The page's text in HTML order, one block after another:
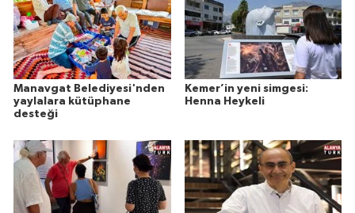
Manavgat Belediyesi'nden
yaylalara kütüphane
desteği
Kemer’in yeni simgesi:
Henna Heykeli